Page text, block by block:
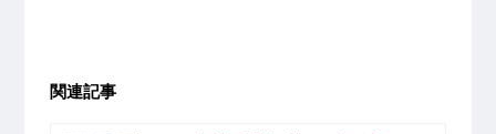
関連記事